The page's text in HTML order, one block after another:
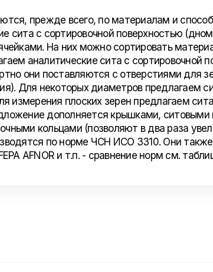
прежде всего, по материалам и
сита с сортировочной поверхностью
На них можно сортировать
аналитические сита с сортировочной
они поставляются с отверстиями для
Для некоторых диаметров предлагаем
плоских зерен предлагаем
дополняется крышками,
кольцами (позволяют в два раза
по норме ЧСН ИСО 3310. Они
AFNOR и т.п. - сравнение норм см.